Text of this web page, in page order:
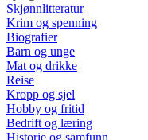
Skjønnlitteratur
Krim og spenning
Biografier
Barn og unge
Mat og drikke
Reise
Kropp og sjel
Hobby og fritid
Bedrift og læring
Historie og samfunn